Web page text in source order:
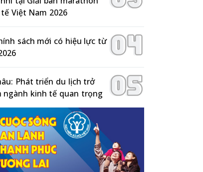
Việt Nam 2026
sách mới có hiệu lực từ
Phát triển du lịch trở
ngành kinh tế quan trọng